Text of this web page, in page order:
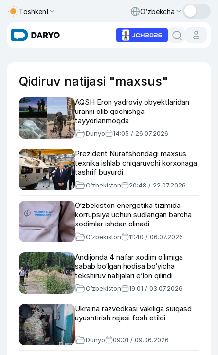
Toshkent O‘zbekcha
Qidiruv natijasi "maxsus"
AQSH Eron yadroviy obyektlaridan
uranni olib qochishga
tayyorlanmoqda
Dunyo 14:05 / 26.07.2026
Prezident Nurafshondagi maxsus
texnika ishlab chiqaruvchi korxonaga
tashrif buyurdi
O‘zbekiston 20:48 / 22.07.2026
O‘zbekiston energetika tizimida
korrupsiya uchun sudlangan barcha
xodimlar ishdan olinadi
O‘zbekiston 11:40 / 06.07.2026
Andijonda 4 nafar xodim o‘limiga
sabab bo‘lgan hodisa bo‘yicha
tekshiruv natijalari e’lon qilindi
O‘zbekiston 19:01 / 03.07.2026
Ukraina razvedkasi vakiliga suiqasd
uyushtirish rejasi fosh etildi
Dunyo 09:01 / 09.06.2026